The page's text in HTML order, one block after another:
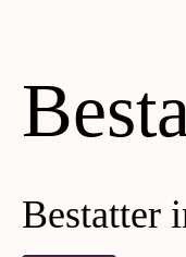
Bestatter